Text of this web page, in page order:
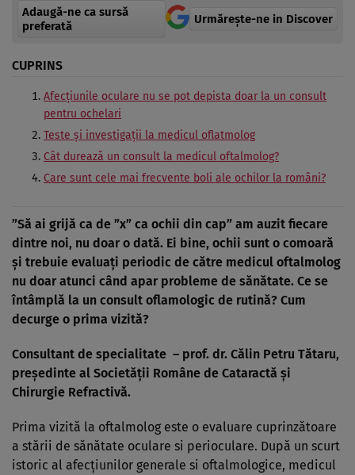
Adaugă-ne ca sursă
preferată
Urmărește-ne in Discover
CUPRINS
Afecţiunile oculare nu se pot depista doar la un consult
pentru ochelari
Teste şi investigaţii la medicul oflatmolog
Cât durează un consult la medicul oftalmolog?
Care sunt cele mai frecvente boli ale ochilor la români?
”Să ai grijă ca de ”x” ca ochii din cap” am auzit fiecare
dintre noi, nu doar o dată. Ei bine, ochii sunt o comoară
şi trebuie evaluaţi periodic de către medicul oftalmolog
nu doar atunci când apar probleme de sănătate. Ce se
întâmplă la un consult oflamologic de rutină? Cum
decurge o prima vizită?
Consultant de specialitate – prof. dr. Călin Petru Tătaru,
preşedinte al Societăţii Române de Cataractă şi
Chirurgie Refractivă.
Prima vizită la oftalmolog este o evaluare cuprinzătoare
a stării de sănătate oculare si perioculare. După un scurt
istoric al afecţiunilor generale si oftalmologice, medicul